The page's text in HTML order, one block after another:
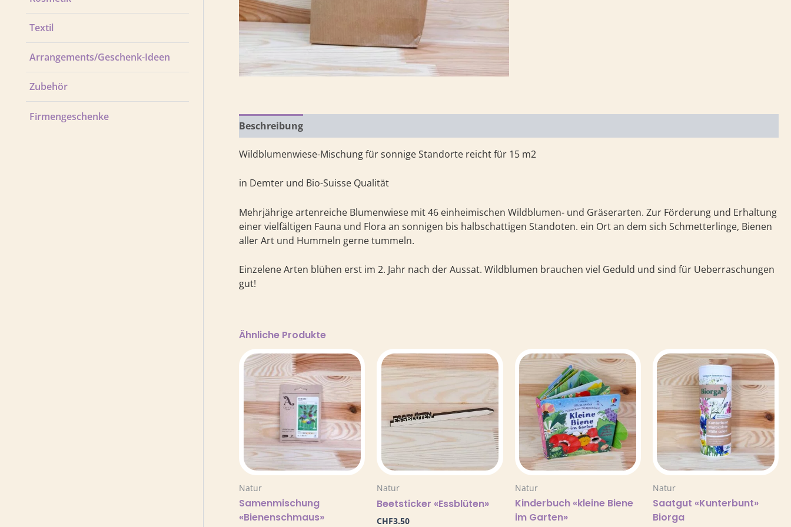
Textil
Arrangements/Geschenk-Ideen
Zubehör
Firmengeschenke
Beschreibung
Wildblumenwiese-Mischung für sonnige Standorte reicht für 15 m2
in Demter und Bio-Suisse Qualität
Mehrjährige artenreiche Blumenwiese mit 46 einheimischen Wildblumen- und Gräserarten. Zur Förderung und Erhaltung
einer vielfältigen Fauna und Flora an sonnigen bis halbschattigen Standoten. ein Ort an dem sich Schmetterlinge, Bienen
aller Art und Hummeln gerne tummeln.
Einzelene Arten blühen erst im 2. Jahr nach der Aussat. Wildblumen brauchen viel Geduld und sind für Ueberraschungen
gut!
Ähnliche Produkte
Natur
Samenmischung
«Bienenschmaus»
Natur
Beetsticker «Essblüten»
CHF3.50
Natur
Kinderbuch «kleine Biene
im Garten»
Natur
Saatgut «Kunterbunt»
Biorga